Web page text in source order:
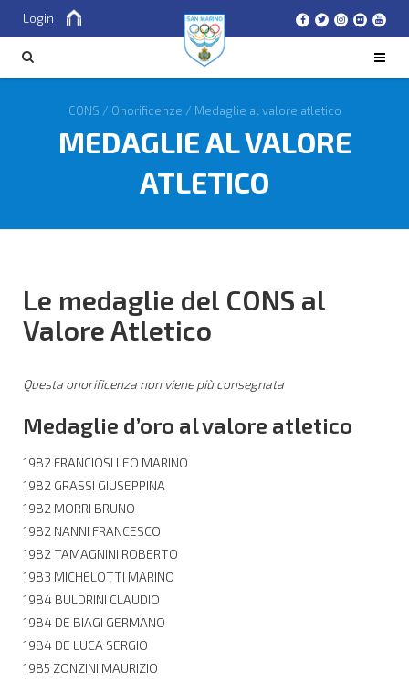
Login
CONS / Onorificenze / Medaglie al valore atletico
MEDAGLIE AL VALORE
ATLETICO
Le medaglie del CONS al
Valore Atletico
Questa onorificenza non viene più consegnata
Medaglie d’oro al valore atletico
1982 FRANCIOSI LEO MARINO
1982 GRASSI GIUSEPPINA
1982 MORRI BRUNO
1982 NANNI FRANCESCO
1982 TAMAGNINI ROBERTO
1983 MICHELOTTI MARINO
1984 BULDRINI CLAUDIO
1984 DE BIAGI GERMANO
1984 DE LUCA SERGIO
1985 ZONZINI MAURIZIO